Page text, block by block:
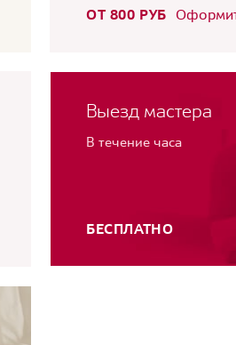
ОТ 800 РУБ
Выезд мастера
В течение часа
БЕСПЛАТНО